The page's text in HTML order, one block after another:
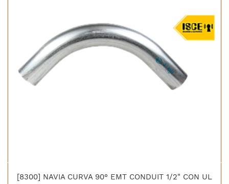
[8300] NAVIA CURVA 90° EMT CONDUIT 1/2" CON UL